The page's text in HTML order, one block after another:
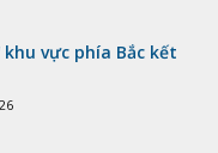
vực phía Bắc kết